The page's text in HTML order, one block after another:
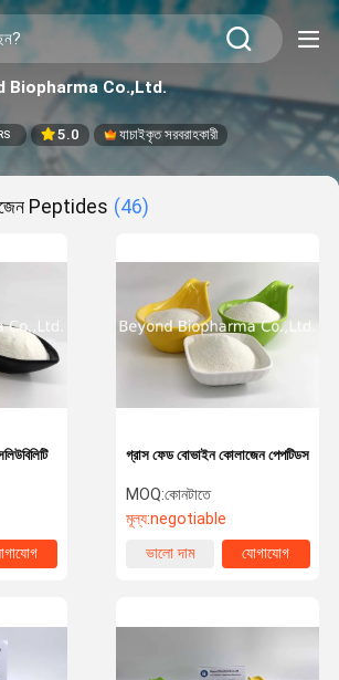
Biopharma Co.,Ltd.
5.0 যাচাইকৃত সরবরাহকারী
Peptides (46)
গ্রাস ফেড বোভাইন কোলাজেন পেপটিডস
MOQ:কোনটাতে
মূল্য:negotiable
ভালো দাম
যোগাযোগ